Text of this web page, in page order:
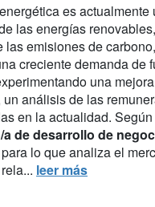
es
las energías
las emisiones de
creciente demanda de
una
un análisis de las
en la actualidad.
a de desarrollo de
lo que analiza el
leer más